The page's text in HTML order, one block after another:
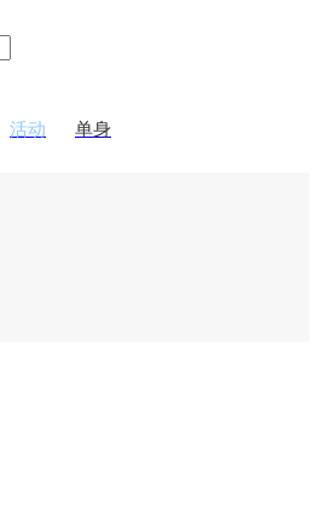
活动 单身